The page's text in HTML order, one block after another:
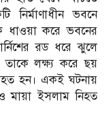
নির্মাণাধীন ভবনে
ধাওয়া করে ভবনের
রড ধরে ঝুলে
লক্ষ্য করে ছয়
হন। একই ঘটনায়
মায়া ইসলাম নিহত